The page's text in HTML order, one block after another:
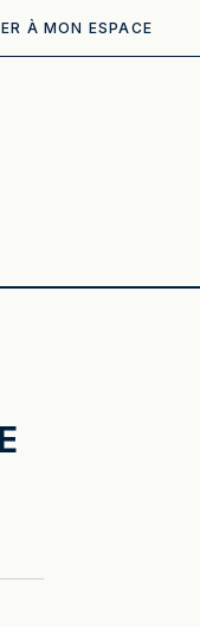
À MON ESPACE